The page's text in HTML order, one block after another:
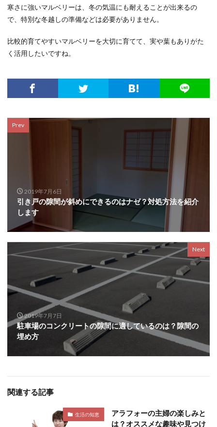
寒さに強いマルベリーは、冬の気温にも耐えることが出来るの
で、特別な冬越しの準備などは必要がありません。
比較的育てやすいマルベリーを大切に育てて、実や葉もありがた
く活用したいですね。
Prev
2019年7月6日
引き戸の隙間が斜めにできるのはナゼ？対処方法を紹介
します
Next
2019年7月7日
駐車場のコンクリートの隙間に適しているのは？隙間の
埋め方
関連する記事
生活の知恵
アラフォーの主婦の楽しみと
は？オススメな趣味や見つけ